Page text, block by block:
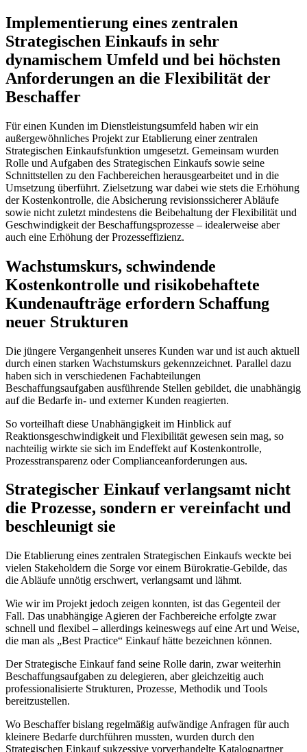
Implementierung eines zentralen
Strategischen Einkaufs in sehr
dynamischem Umfeld und bei höchsten
Anforderungen an die Flexibilität der
Beschaffer
Für einen Kunden im Dienstleistungsumfeld haben wir ein
außergewöhnliches Projekt zur Etablierung einer zentralen
Strategischen Einkaufsfunktion umgesetzt. Gemeinsam wurden
Rolle und Aufgaben des Strategischen Einkaufs sowie seine
Schnittstellen zu den Fachbereichen herausgearbeitet und in die
Umsetzung überführt. Zielsetzung war dabei wie stets die Erhöhung
der Kostenkontrolle, die Absicherung revisionssicherer Abläufe
sowie nicht zuletzt mindestens die Beibehaltung der Flexibilität und
Geschwindigkeit der Beschaffungsprozesse – idealerweise aber
auch eine Erhöhung der Prozesseffizienz.
Wachstumskurs, schwindende
Kostenkontrolle und risikobehaftete
Kundenaufträge erfordern Schaffung
neuer Strukturen
Die jüngere Vergangenheit unseres Kunden war und ist auch aktuell
durch einen starken Wachstumskurs gekennzeichnet. Parallel dazu
haben sich in verschiedenen Fachabteilungen
Beschaffungsaufgaben ausführende Stellen gebildet, die unabhängig
auf die Bedarfe in- und externer Kunden reagierten.
So vorteilhaft diese Unabhängigkeit im Hinblick auf
Reaktionsgeschwindigkeit und Flexibilität gewesen sein mag, so
nachteilig wirkte sie sich im Endeffekt auf Kostenkontrolle,
Prozesstransparenz oder Complianceanforderungen aus.
Strategischer Einkauf verlangsamt nicht
die Prozesse, sondern er vereinfacht und
beschleunigt sie
Die Etablierung eines zentralen Strategischen Einkaufs weckte bei
vielen Stakeholdern die Sorge vor einem Bürokratie-Gebilde, das
die Abläufe unnötig erschwert, verlangsamt und lähmt.
Wie wir im Projekt jedoch zeigen konnten, ist das Gegenteil der
Fall. Das unabhängige Agieren der Fachbereiche erfolgte zwar
schnell und flexibel – allerdings keineswegs auf eine Art und Weise,
die man als „Best Practice“ Einkauf hätte bezeichnen können.
Der Strategische Einkauf fand seine Rolle darin, zwar weiterhin
Beschaffungsaufgaben zu delegieren, aber gleichzeitig auch
professionalisierte Strukturen, Prozesse, Methodik und Tools
bereitzustellen.
Wo Beschaffer bislang regelmäßig aufwändige Anfragen für auch
kleinere Bedarfe durchführen mussten, wurden durch den
Strategischen Einkauf sukzessive vorverhandelte Katalogpartner